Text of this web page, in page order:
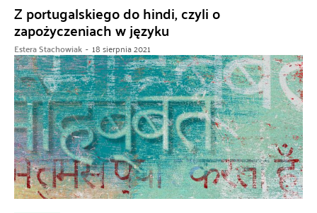
Z portugalskiego do hindi, czyli o
zapożyczeniach w języku
Estera Stachowiak - 18 sierpnia 2021